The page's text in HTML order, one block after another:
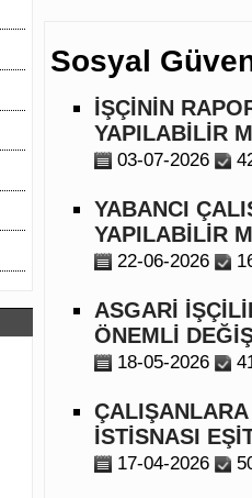
Sosyal
İŞÇİNİN
YAPILABİLİR
03-07-2026
YABANCI
YAPILABİLİR
22-06-2026
ASGARİ
ÖNEMLİ
18-05-2026
İSTİSNASI
17-04-2026